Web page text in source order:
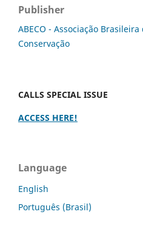
Publisher
ABECO - Associação
Conservação
CALLS SPECIAL ISSUE
ACCESS HERE!
Language
English
Português (Brasil)